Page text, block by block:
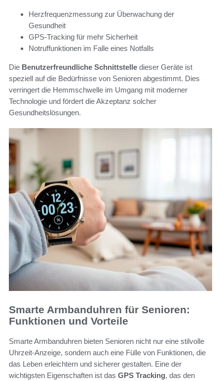
Herzfrequenzmessung zur Überwachung der
Gesundheit
GPS-Tracking für mehr Sicherheit
Notruffunktionen im Falle eines Notfalls
Die Benutzerfreundliche Schnittstelle dieser Geräte ist
speziell auf die Bedürfnisse von Senioren abgestimmt. Dies
verringert die Hemmschwelle im Umgang mit moderner
Technologie und fördert die Akzeptanz solcher
Gesundheitslösungen.
Smarte Armbanduhren für Senioren:
Funktionen und Vorteile
Smarte Armbanduhren bieten Senioren nicht nur eine stilvolle
Uhrzeit-Anzeige, sondern auch eine Fülle von Funktionen, die
das Leben erleichtern und sicherer gestalten. Eine der
wichtigsten Eigenschaften ist das GPS Tracking, das den